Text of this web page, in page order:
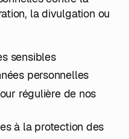
la divulgation ou
sensibles
personnelles
régulière de nos
à la protection des